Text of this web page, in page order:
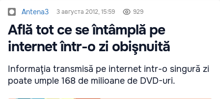
Antena3 3 августа 2012, 15:59 929
Află tot ce se întâmplă pe
internet într-o zi obişnuită
Informaţia transmisă pe internet intr-o singură zi
poate umple 168 de milioane de DVD-uri.